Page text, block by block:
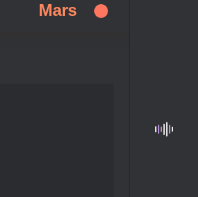
Mars